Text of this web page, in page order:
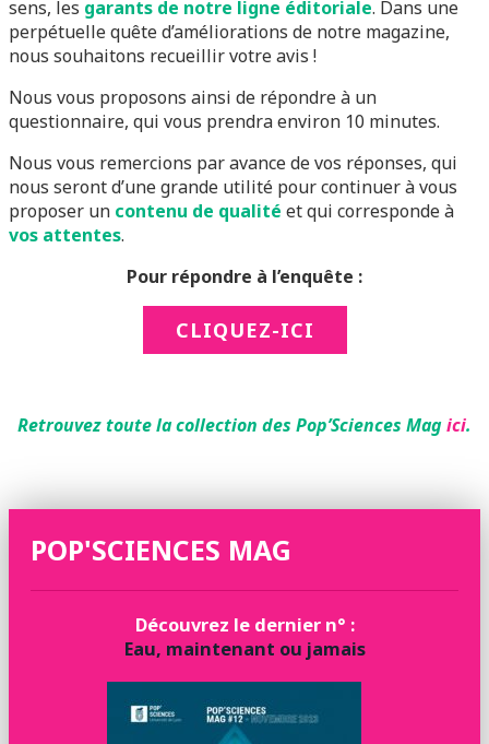
sens, les garants de notre ligne éditoriale. Dans une
perpétuelle quête d’améliorations de notre magazine,
nous souhaitons recueillir votre avis !
Nous vous proposons ainsi de répondre à un
questionnaire, qui vous prendra environ 10 minutes.
Nous vous remercions par avance de vos réponses, qui
nous seront d’une grande utilité pour continuer à vous
proposer un contenu de qualité et qui corresponde à
vos attentes.
Pour répondre à l’enquête :
CLIQUEZ-ICI
Retrouvez toute la collection des Pop’Sciences Magici.
POP'SCIENCES MAG
Découvrez le dernier n° :
Eau, maintenant ou jamais